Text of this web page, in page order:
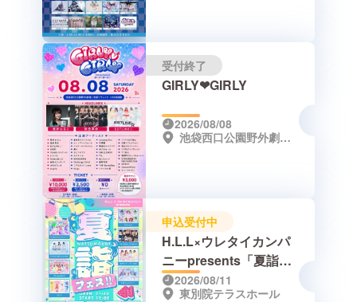
受付終了
GIRLY❤︎GIRLY
2026/08/08
池袋西口公園野外劇場/池袋リヴォイス
申込受付中
H.L.L×ウレタイカンパ
ニーpresents「夏詣フ
ェス‼︎」
2026/08/11
東別院テラスホール